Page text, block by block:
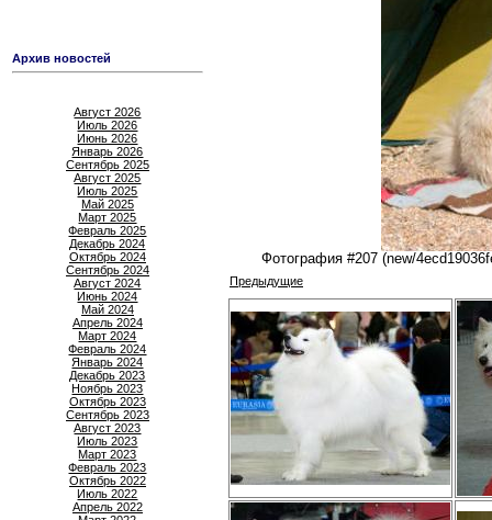
Архив новостей
Август 2026
Июль 2026
Июнь 2026
Январь 2026
Сентябрь 2025
Август 2025
Июль 2025
Май 2025
Март 2025
Февраль 2025
Декабрь 2024
Октябрь 2024
Сентябрь 2024
Август 2024
Июнь 2024
Май 2024
Апрель 2024
Март 2024
Февраль 2024
Январь 2024
Декабрь 2023
Ноябрь 2023
Октябрь 2023
Сентябрь 2023
Август 2023
Июль 2023
Март 2023
Февраль 2023
Октябрь 2022
Июль 2022
Апрель 2022
Фотография #207 (new/
Предыдущие